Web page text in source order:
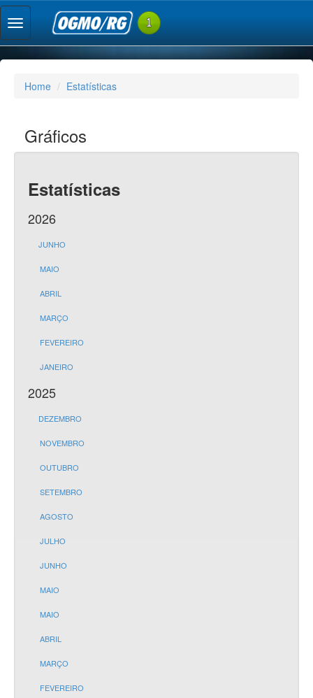
Home Estatísticas
Gráficos
Estatísticas
2026
JUNHO
MAIO
ABRIL
MARÇO
FEVEREIRO
JANEIRO
2025
DEZEMBRO
NOVEMBRO
OUTUBRO
SETEMBRO
AGOSTO
JULHO
JUNHO
MAIO
MAIO
ABRIL
MARÇO
FEVEREIRO